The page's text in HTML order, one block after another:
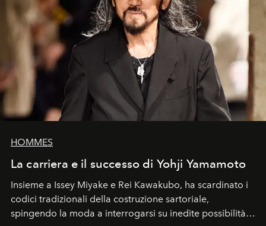
HOMMES
La carriera e il successo di Yohji Yamamoto
Insieme a Issey Miyake e Rei Kawakubo, ha scardinato i
codici tradizionali della costruzione sartoriale,
spingendo la moda a interrogarsi su inedite possibilità